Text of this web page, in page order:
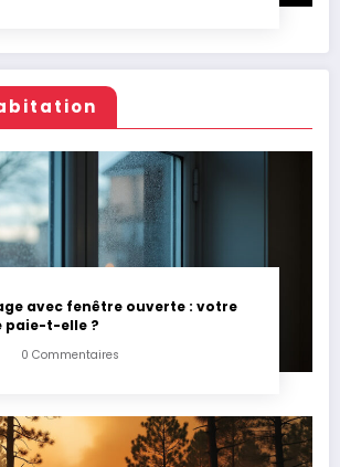
avec fenêtre ouverte : votre
paie-t-elle ?
0 Commentaires